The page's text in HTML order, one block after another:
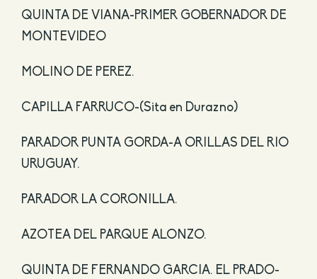
QUINTA DE VIANA-PRIMER GOBERNADOR DE
MONTEVIDEO
MOLINO DE PEREZ.
CAPILLA FARRUCO-(Sita en Durazno)
PARADOR PUNTA GORDA-A ORILLAS DEL RIO
URUGUAY.
PARADOR LA CORONILLA.
AZOTEA DEL PARQUE ALONZO.
QUINTA DE FERNANDO GARCIA. EL PRADO-